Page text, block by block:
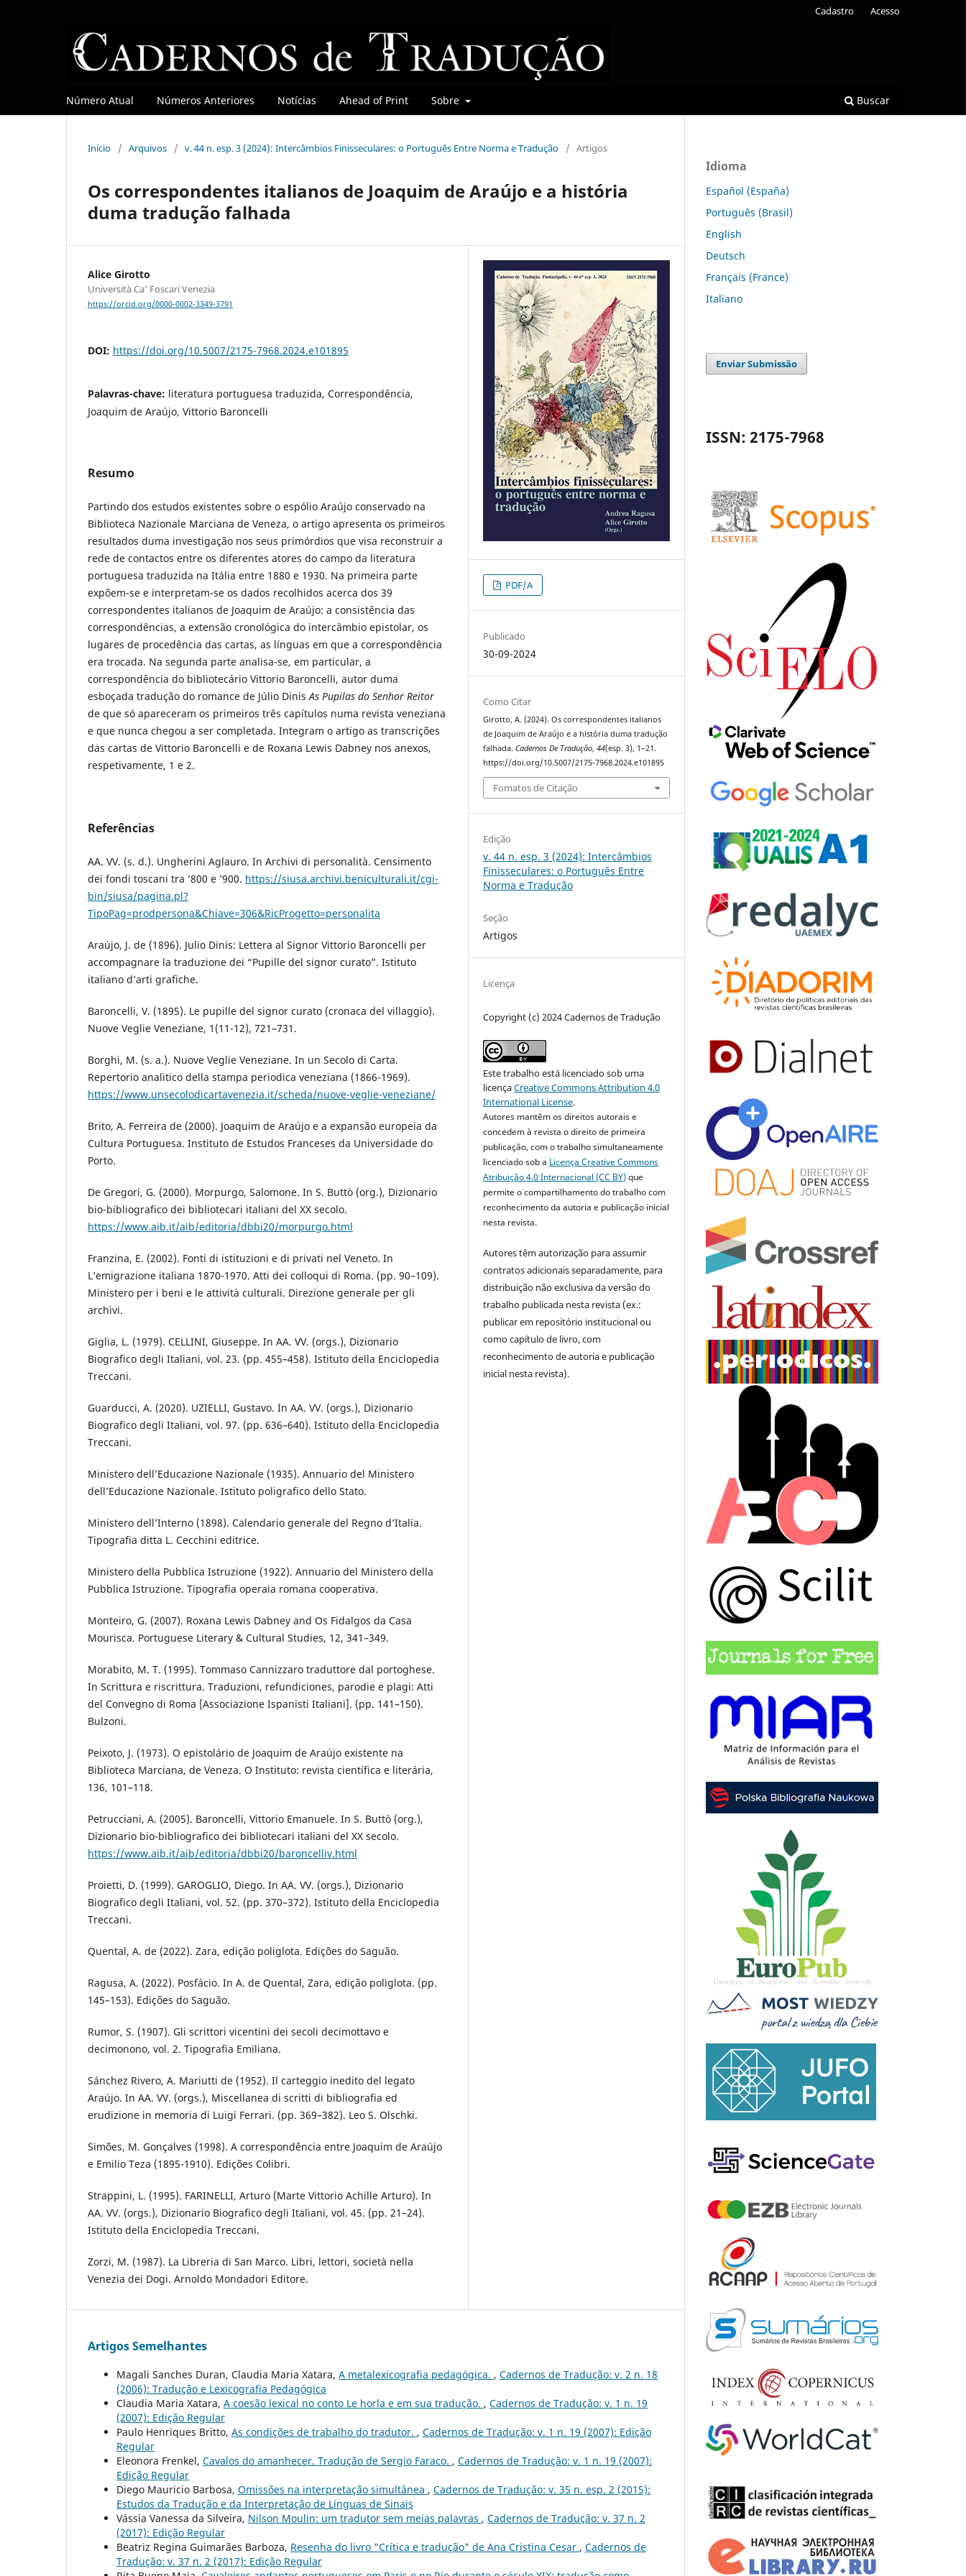
Número Atual Números Anteriores Notícias Ahead of Print Sobre Buscar
Cadastro Acesso
Início / Arquivos / v. 44 n. esp. 3 (2024): Intercâmbios Finisseculares: o Português Entre Norma e Tradução / Artigos
Os correspondentes italianos de Joaquim de Araújo e a história
duma tradução falhada
Alice Girotto
Università Ca' Foscari Venezia
https://orcid.org/0000-0002-3349-3791
DOI: https://doi.org/10.5007/2175-7968.2024.e101895
Palavras-chave: literatura portuguesa traduzida, Correspondência,
Joaquim de Araújo, Vittorio Baroncelli
Resumo
Partindo dos estudos existentes sobre o espólio Araújo conservado na
Biblioteca Nazionale Marciana de Veneza, o artigo apresenta os primeiros
resultados duma investigação nos seus primórdios que visa reconstruir a
rede de contactos entre os diferentes atores do campo da literatura
portuguesa traduzida na Itália entre 1880 e 1930. Na primeira parte
expõem-se e interpretam-se os dados recolhidos acerca dos 39
correspondentes italianos de Joaquim de Araújo: a consistência das
correspondências, a extensão cronológica do intercâmbio epistolar, os
lugares de procedência das cartas, as línguas em que a correspondência
era trocada. Na segunda parte analisa-se, em particular, a
correspondência do bibliotecário Vittorio Baroncelli, autor duma
esboçada tradução do romance de Júlio DinisAs Pupilas do Senhor Reitor
de que só apareceram os primeiros três capítulos numa revista veneziana
e que nunca chegou a ser completada. Integram o artigo as transcrições
das cartas de Vittorio Baroncelli e de Roxana Lewis Dabney nos anexos,
respetivamente, 1 e 2.
Referências
AA. VV. (s. d.). Ungherini Aglauro. In Archivi di personalità. Censimento
dei fondi toscani tra ’800 e ’900. https://siusa.archivi.beniculturali.it/cgi-
bin/siusa/pagina.pl?
TipoPag=prodpersona&Chiave=306&RicProgetto=personalita
Araújo, J. de (1896). Julio Dinis: Lettera al Signor Vittorio Baroncelli per
accompagnare la traduzione dei “Pupille del signor curato”. Istituto
italiano d’arti grafiche.
Baroncelli, V. (1895). Le pupille del signor curato (cronaca del villaggio).
Nuove Veglie Veneziane, 1(11-12), 721–731.
Borghi, M. (s. a.). Nuove Veglie Veneziane. In un Secolo di Carta.
Repertorio analitico della stampa periodica veneziana (1866-1969).
https://www.unsecolodicartavenezia.it/scheda/nuove-veglie-veneziane/
Brito, A. Ferreira de (2000). Joaquim de Araújo e a expansão europeia da
Cultura Portuguesa. Instituto de Estudos Franceses da Universidade do
Porto.
De Gregori, G. (2000). Morpurgo, Salomone. In S. Buttò (org.), Dizionario
bio-bibliografico dei bibliotecari italiani del XX secolo.
https://www.aib.it/aib/editoria/dbbi20/morpurgo.html
Franzina, E. (2002). Fonti di istituzioni e di privati nel Veneto. In
L’emigrazione italiana 1870-1970. Atti dei colloqui di Roma. (pp. 90–109).
Ministero per i beni e le attività culturali. Direzione generale per gli
archivi.
Giglia, L. (1979). CELLINI, Giuseppe. In AA. VV. (orgs.), Dizionario
Biografico degli Italiani, vol. 23. (pp. 455–458). Istituto della Enciclopedia
Treccani.
Guarducci, A. (2020). UZIELLI, Gustavo. In AA. VV. (orgs.), Dizionario
Biografico degli Italiani, vol. 97. (pp. 636–640). Istituto della Enciclopedia
Treccani.
Ministero dell’Educazione Nazionale (1935). Annuario del Ministero
dell’Educazione Nazionale. Istituto poligrafico dello Stato.
Ministero dell’Interno (1898). Calendario generale del Regno d’Italia.
Tipografia ditta L. Cecchini editrice.
Ministero della Pubblica Istruzione (1922). Annuario del Ministero della
Pubblica Istruzione. Tipografia operaia romana cooperativa.
Monteiro, G. (2007). Roxana Lewis Dabney and Os Fidalgos da Casa
Mourisca. Portuguese Literary & Cultural Studies, 12, 341–349.
Morabito, M. T. (1995). Tommaso Cannizzaro traduttore dal portoghese.
In Scrittura e riscrittura. Traduzioni, refundiciones, parodie e plagi: Atti
del Convegno di Roma [Associazione Ispanisti Italiani]. (pp. 141–150).
Bulzoni.
Peixoto, J. (1973). O epistolário de Joaquim de Araújo existente na
Biblioteca Marciana, de Veneza. O Instituto: revista científica e literária,
136, 101–118.
Petrucciani, A. (2005). Baroncelli, Vittorio Emanuele. In S. Buttò (org.),
Dizionario bio-bibliografico dei bibliotecari italiani del XX secolo.
https://www.aib.it/aib/editoria/dbbi20/baroncelliv.html
Proietti, D. (1999). GAROGLIO, Diego. In AA. VV. (orgs.), Dizionario
Biografico degli Italiani, vol. 52. (pp. 370–372). Istituto della Enciclopedia
Treccani.
Quental, A. de (2022). Zara, edição poliglota. Edições do Saguão.
Ragusa, A. (2022). Posfácio. In A. de Quental, Zara, edição poliglota. (pp.
145–153). Edições do Saguão.
Rumor, S. (1907). Gli scrittori vicentini dei secoli decimottavo e
decimonono, vol. 2. Tipografia Emiliana.
Sánchez Rivero, A. Mariutti de (1952). Il carteggio inedito del legato
Araújo. In AA. VV. (orgs.), Miscellanea di scritti di bibliografia ed
erudizione in memoria di Luigi Ferrari. (pp. 369–382). Leo S. Olschki.
Simões, M. Gonçalves (1998). A correspondência entre Joaquim de Araújo
e Emilio Teza (1895-1910). Edições Colibri.
Strappini, L. (1995). FARINELLI, Arturo (Marte Vittorio Achille Arturo). In
AA. VV. (orgs.), Dizionario Biografico degli Italiani, vol. 45. (pp. 21–24).
Istituto della Enciclopedia Treccani.
Zorzi, M. (1987). La Libreria di San Marco. Libri, lettori, società nella
Venezia dei Dogi. Arnoldo Mondadori Editore.
PDF/A
Publicado
30-09-2024
Como Citar
Girotto, A. (2024). Os correspondentes italianos
de Joaquim de Araújo e a história duma tradução
falhada.Cadernos De Tradução,44(esp. 3), 1–21.
https://doi.org/10.5007/2175-7968.2024.e101895
Fomatos de Citação
Edição
v. 44 n. esp. 3 (2024): Intercâmbios
Finisseculares: o Português Entre
Norma e Tradução
Seção
Artigos
Licença
Copyright (c) 2024 Cadernos de Tradução
Este trabalho está licenciado sob uma
licençaCreative Commons Attribution 4.0
International License.
Autores mantêm os direitos autorais e
concedem à revista o direito de primeira
publicação, com o trabalho simultaneamente
licenciado sob a Licença Creative Commons
Atribuição 4.0 Internacional (CC BY)que
permite o compartilhamento do trabalho com
reconhecimento da autoria e publicação inicial
nesta revista.
Autores têm autorização para assumir
contratos adicionais separadamente, para
distribuição não exclusiva da versão do
trabalho publicada nesta revista (ex.:
publicar em repositório institucional ou
como capítulo de livro, com
reconhecimento de autoria e publicação
inicial nesta revista).
Artigos Semelhantes
Magali Sanches Duran, Claudia Maria Xatara, A metalexicografia pedagógica. , Cadernos de Tradução: v. 2 n. 18
(2006): Tradução e Lexicografia Pedagógica
Claudia Maria Xatara, A coesão lexical no conto Le horla e em sua tradução. , Cadernos de Tradução: v. 1 n. 19
(2007): Edição Regular
Paulo Henriques Britto, As condições de trabalho do tradutor. , Cadernos de Tradução: v. 1 n. 19 (2007): Edição
Regular
Eleonora Frenkel, Cavalos do amanhecer. Tradução de Sergio Faraco. , Cadernos de Tradução: v. 1 n. 19 (2007):
Edição Regular
Diego Mauricio Barbosa, Omissões na interpretação simultânea , Cadernos de Tradução: v. 35 n. esp. 2 (2015):
Estudos da Tradução e da Interpretação de Línguas de Sinais
Vássia Vanessa da Silveira, Nilson Moulin: um tradutor sem meias palavras , Cadernos de Tradução: v. 37 n. 2
(2017): Edição Regular
Beatriz Regina Guimarães Barboza, Resenha do livro "Crítica e tradução" de Ana Cristina Cesar , Cadernos de
Tradução: v. 37 n. 2 (2017): Edição Regular
Idioma
Español (España)
Português (Brasil)
English
Deutsch
Français (France)
Italiano
Enviar Submissão
ISSN: 2175-7968